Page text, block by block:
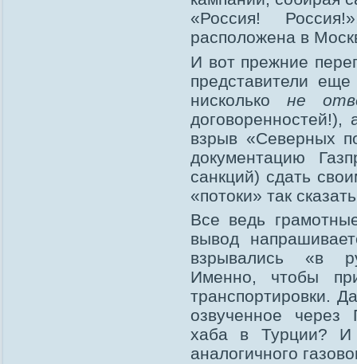
«Россия!
расположена в
И вот прежние
представители
нисколько не
договоренностей!),
взрыв «Северных
документацию
санкций) сдать
«потоки» так
Все ведь
вывод
взрывались «в
Именно, чтобы
транспортировки.
озвученное через
хаба в Турции? И
аналогичного